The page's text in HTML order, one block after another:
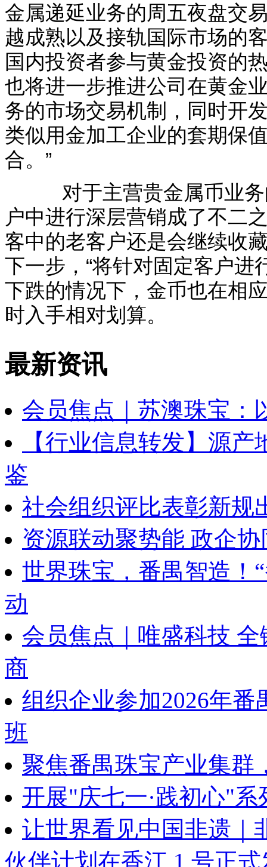
金属递延业务的周五夜盘交
越成熟以及接轨国际市场的
国内投资者参与黄金投资的
也将进一步推进公司在黄金
务的市场交易机制，同时开
类似用金加工企业的套期保
合。”
对于主营贵金属币业务
户中进行深层营销成了不二
客中的老客户还是会继续收
下一步，“将针对固定客户进
下跌的情况下，金币也在相
时入手相对划算。
最新资讯
会员焦点｜苏澳珠宝：
【行业信息转发】源
鉴
社会组织评比表彰新规
资源联动聚势能 政企
世界珠宝，番禺智造！
动
会员焦点｜唯盛科技
商
组织企业参加2026年
班
聚焦番禺珠宝产业集群
开展"庆七一·践初心"系
让世界看见中国非遗｜
伙伴计划在香江 1 号正